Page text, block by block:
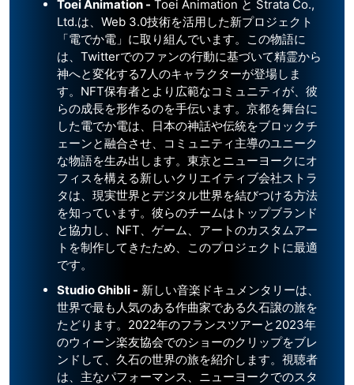
Toei Animation - Toei Animation と Strata Co.,
Ltd.は、Web 3.0技術を活用した新プロジェクト
「電でか電」に取り組んでいます。この物語に
は、Twitterでのファンの行動に基づいて精霊から
神へと変化する7人のキャラクターが登場しま
す。NFT保有者とより広範なコミュニティが、彼
らの成長を形作るのを手伝います。京都を舞台に
した電でか電は、日本の神話や伝統をブロックチ
ェーンと融合させ、コミュニティ主導のユニーク
な物語を生み出します。東京とニューヨークにオ
フィスを構える新しいクリエイティブ会社ストラ
タは、現実世界とデジタル世界を結びつける方法
を知っています。彼らのチームはトップブランド
と協力し、NFT、ゲーム、アートのカスタムアー
トを制作してきたため、このプロジェクトに最適
です。
Studio Ghibli - 新しい音楽ドキュメンタリーは、
世界で最も人気のある作曲家である久石譲の旅を
たどります。2022年のフランスツアーと2023年
のウィーン楽友協会でのショーのクリップをブレ
ンドして、久石の世界の旅を紹介します。視聴者
は、主なパフォーマンス、ニューヨークでのスタ